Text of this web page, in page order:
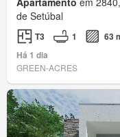
de Setúbal
T3 1
63
Há 1 dia
GREEN-ACRES